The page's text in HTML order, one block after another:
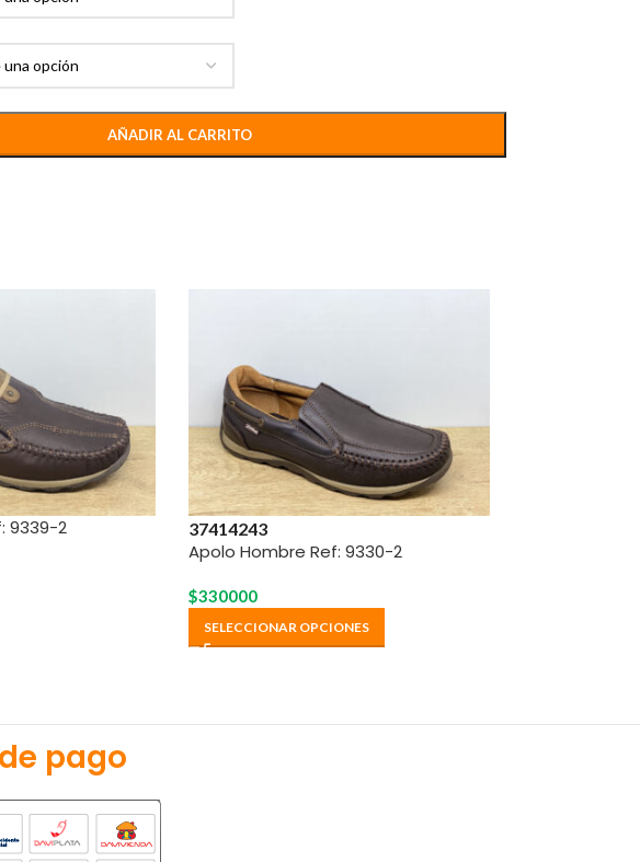
AÑADIR AL CARRITO
9339-2 37414243
Apolo Hombre Ref: 9330-2
$330000
SELECCIONAR OPCIONES
pago